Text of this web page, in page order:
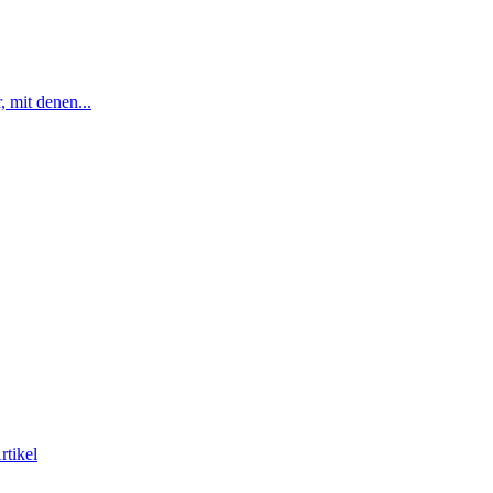
mit denen...